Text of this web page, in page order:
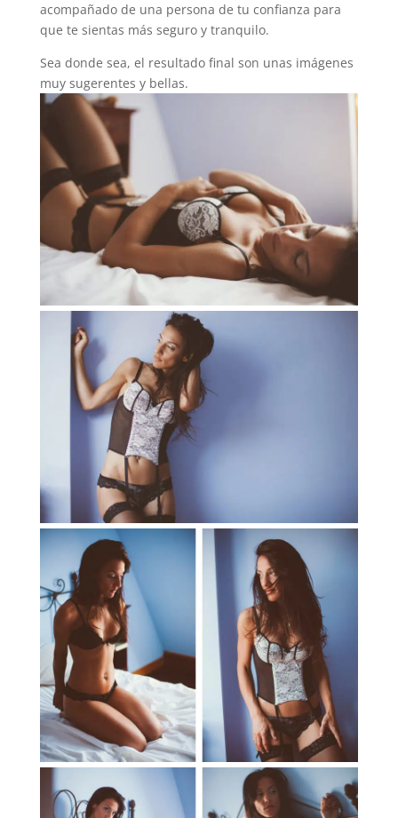
acompañado de una persona de tu confianza para
que te sientas más seguro y tranquilo.
Sea donde sea, el resultado final son unas imágenes
muy sugerentes y bellas.